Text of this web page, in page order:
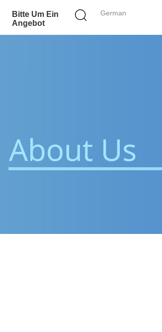
German
Bitte Um Ein
Angebot